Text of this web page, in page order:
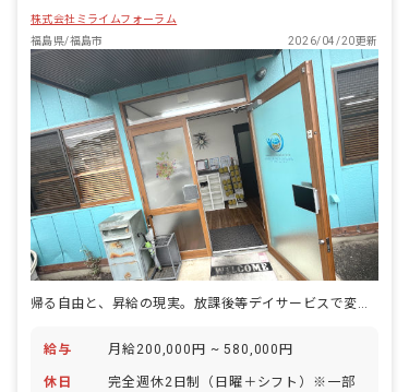
株式会社ミライムフォーラム
福島県/福島市
2026/04/20更新
帰る自由と、昇給の現実。放課後等デイサービスで変わる働き方
給与 月給200,000円 ~ 580,000円
休日
完全週休2日制（日曜＋シフト）※一部